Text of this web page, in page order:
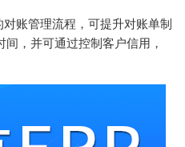
账管理流程，可提升对账单制
，并可通过控制客户信用，